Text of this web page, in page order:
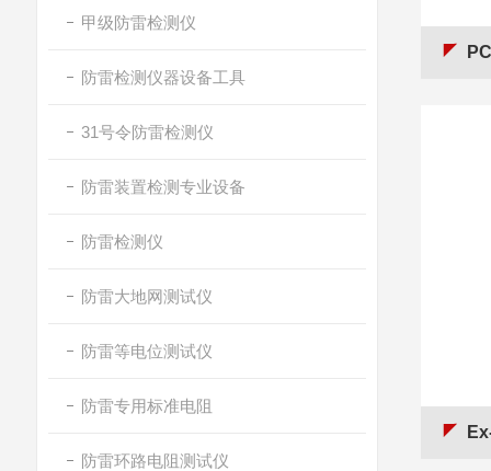
甲级防雷检测仪
防雷检测仪器设备工具
31号令防雷检测仪
防雷装置检测专业设备
防雷检测仪
防雷大地网测试仪
防雷等电位测试仪
防雷专用标准电阻
防雷环路电阻测试仪